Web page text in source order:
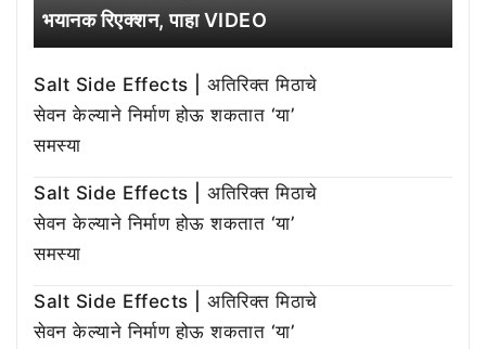
भयानक रिएक्शन, पाहा VIDEO
Salt Side Effects | अतिरिक्त मिठाचे
सेवन केल्याने निर्माण होऊ शकतात ‘या’
समस्या
Salt Side Effects | अतिरिक्त मिठाचे
सेवन केल्याने निर्माण होऊ शकतात ‘या’
समस्या
Salt Side Effects | अतिरिक्त मिठाचे
सेवन केल्याने निर्माण होऊ शकतात ‘या’